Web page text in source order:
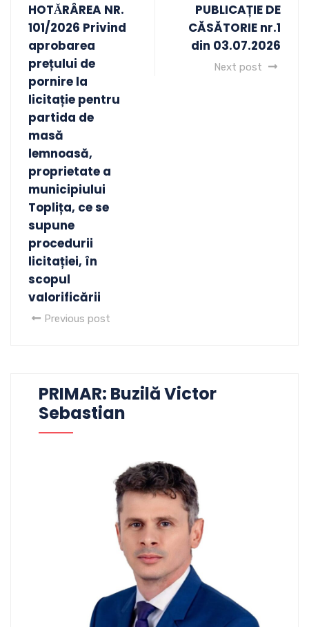
HOTǍRÂREA NR.
101/2026 Privind
aprobarea
prețului de
pornire la
licitație pentru
partida de
masă
lemnoasă,
proprietate a
municipiului
Toplița, ce se
supune
procedurii
licitației, în
scopul
valorificării
Previous post
PUBLICAȚIE DE
CĂSĂTORIE nr.1
din 03.07.2026
Next post
PRIMAR: Buzilă Victor
Sebastian